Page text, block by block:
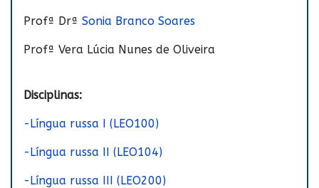
Profª Drª Sonia Branco Soares
Profª Vera Lúcia Nunes de Oliveira
Disciplinas:
-Língua russa I (LEO100)
-Língua russa II (LEO104)
-Língua russa III (LEO200)